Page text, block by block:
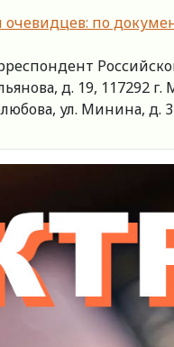
очевидцев: по
д. 19, 117292
ул. Минина, д.